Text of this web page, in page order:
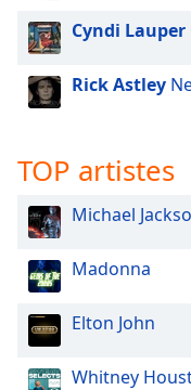
Cyndi Lauper
Rick Astley
TOP artistes
Michael
Madonna
Elton John
Whitney